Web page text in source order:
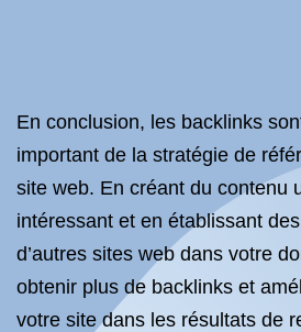
En conclusion, les backlinks
important de la stratégie de
site web. En créant du contenu
intéressant et en établissant
d’autres sites web dans votre
obtenir plus de backlinks et
votre site dans les résultats de